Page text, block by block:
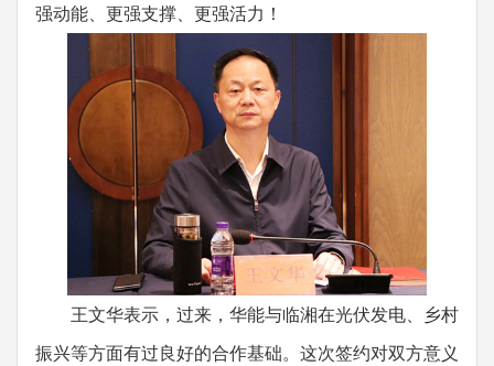
强动能、更强支撑、更强活力！
王文华表示，过来，华能与临湘在光伏发电、乡村
振兴等方面有过良好的合作基础。这次签约对双方意义